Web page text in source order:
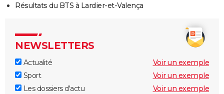
Résultats du BTS à Lardier-et-Valença
NEWSLETTERS
Actualité
Voir un exemple
Sport
Voir un exemple
Les dossiers d'actu
Voir un exemple